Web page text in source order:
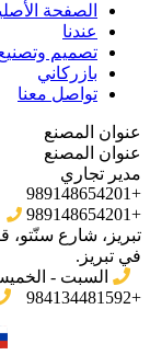
الصفحة
عندنا
تصميم
بازركاني
تواصل معنا
عنوان المصنع
عنوان المصنع
مدير تجاري
+989148654201
+989148654201
تبریز، شارع
في تبریز.
السبت - الخميس 09:00 -
+984134481592